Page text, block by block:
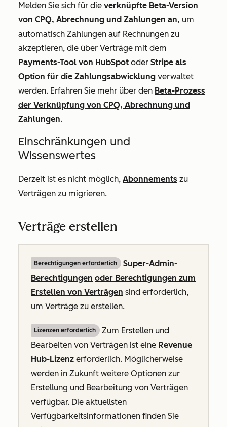
Melden Sie sich für die verknüpfte Beta-Version
von CPQ, Abrechnung und Zahlungen an, um
automatisch Zahlungen auf Rechnungen zu
akzeptieren, die über Verträge mit dem
Payments-Tool von HubSpot oder Stripe als
Option für die Zahlungsabwicklung verwaltet
werden. Erfahren Sie mehr über den Beta-Prozess
der Verknüpfung von CPQ, Abrechnung und
Zahlungen.
Einschränkungen und
Wissenswertes
Derzeit ist es nicht möglich, Abonnements zu
Verträgen zu migrieren.
Verträge erstellen
Berechtigungen erforderlich
Super-Admin-
Berechtigungen oder Berechtigungen zum
Erstellen von Verträgen sind erforderlich,
um Verträge zu erstellen.
Lizenzen erforderlich
Zum Erstellen und
Bearbeiten von Verträgen ist eine Revenue
Hub-Lizenz erforderlich. Möglicherweise
werden in Zukunft weitere Optionen zur
Erstellung und Bearbeitung von Verträgen
verfügbar. Die aktuellsten
Verfügbarkeitsinformationen finden Sie